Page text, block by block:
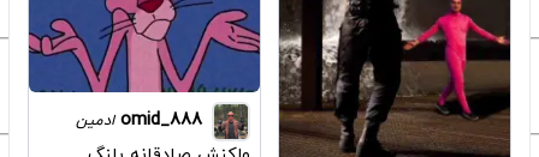
omid_888 ادمین